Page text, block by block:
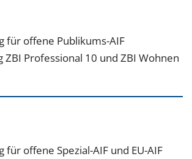
für offene Publikums-AIF
ZBI Professional 10 und ZBI Wohnen
für offene Spezial-AIF und EU-AIF